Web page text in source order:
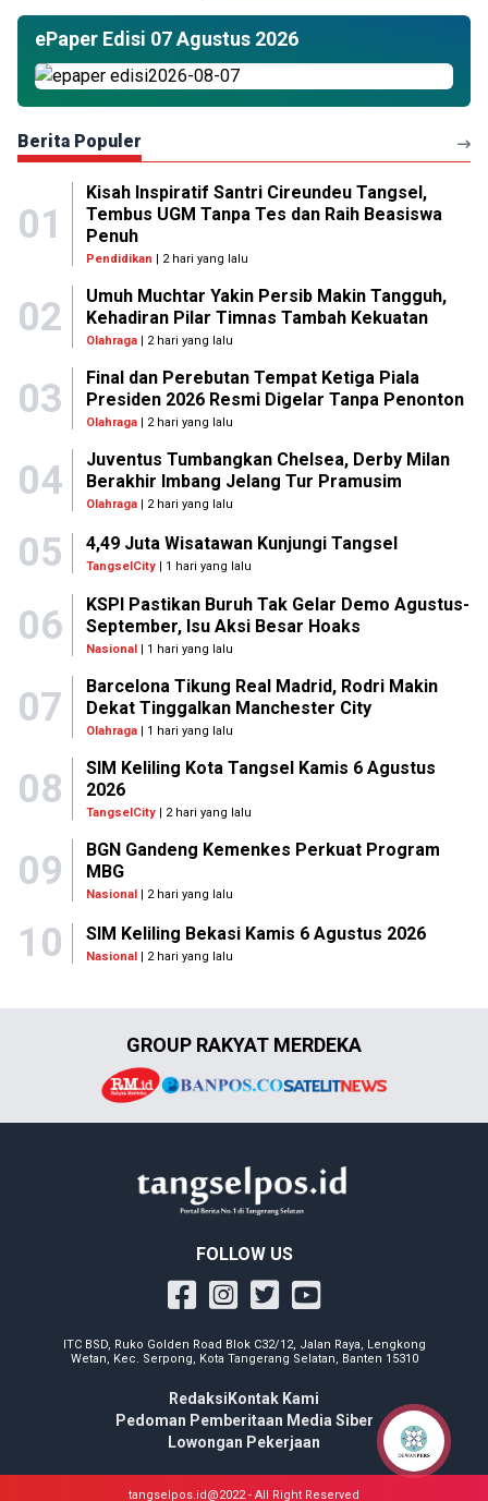
ePaper Edisi 07 Agustus 2026
Berita Populer
01
Kisah Inspiratif Santri Cireundeu Tangsel,
Tembus UGM Tanpa Tes dan Raih Beasiswa
Penuh
Pendidikan | 2 hari yang lalu
02
Umuh Muchtar Yakin Persib Makin Tangguh,
Kehadiran Pilar Timnas Tambah Kekuatan
Olahraga| 2 hari yang lalu
03
Final dan Perebutan Tempat Ketiga Piala
Presiden 2026 Resmi Digelar Tanpa Penonton
Olahraga| 2 hari yang lalu
04
Juventus Tumbangkan Chelsea, Derby Milan
Berakhir Imbang Jelang Tur Pramusim
Olahraga| 2 hari yang lalu
05 4,49 Juta Wisatawan Kunjungi Tangsel
TangselCity | 1 hari yang lalu
06
KSPI Pastikan Buruh Tak Gelar Demo Agustus-
September, Isu Aksi Besar Hoaks
Nasional| 1 hari yang lalu
07
Barcelona Tikung Real Madrid, Rodri Makin
Dekat Tinggalkan Manchester City
Olahraga| 1 hari yang lalu
08
SIM Keliling Kota Tangsel Kamis 6 Agustus
2026
TangselCity| 2 hari yang lalu
09
BGN Gandeng Kemenkes Perkuat Program
MBG
Nasional| 2 hari yang lalu
10 SIM Keliling Bekasi Kamis 6 Agustus 2026
Nasional | 2 hari yang lalu
GROUP RAKYAT MERDEKA
FOLLOW US
ITC BSD, Ruko Golden Road Blok C32/12, Jalan Raya, Lengkong
Wetan, Kec. Serpong, Kota Tangerang Selatan, Banten 15310
Redaksi Kontak Kami
Pedoman Pemberitaan Media Siber
Lowongan Pekerjaan
tangselpos.id@2022 - All Right Reserved